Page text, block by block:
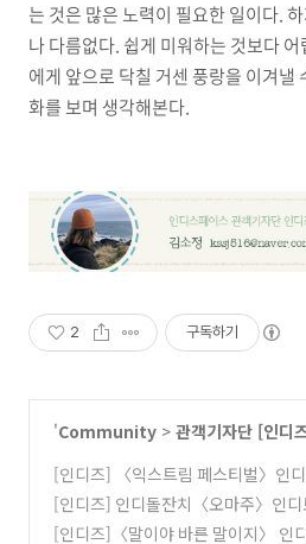
는 것은 많은 노력이 필요한 일이다.
나 다름없다. 쉽게 미워하는 것보다
에게 앞으로 닥칠 거센 풍랑을 이겨낼
화를 보며 생각해본다.
2 구독하기
'Community > 관객기자단 [인디
[인디즈] 〈익스트림 페스티벌〉인
만드는 사람들의 웃픈 마음. (0)
[인디즈] 인디돌잔치〈오마주〉인디
연기로 흩어져야 했던 그림자를 찾아
[인디즈]〈말이야 바른 말이지〉 인